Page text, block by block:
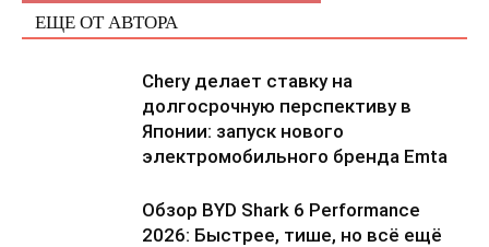
ЕЩЕ ОТ АВТОРА
Chery делает ставку на
долгосрочную перспективу в
Японии: запуск нового
электромобильного бренда Emta
Обзор BYD Shark 6 Performance
2026: Быстрее, тише, но всё ещё